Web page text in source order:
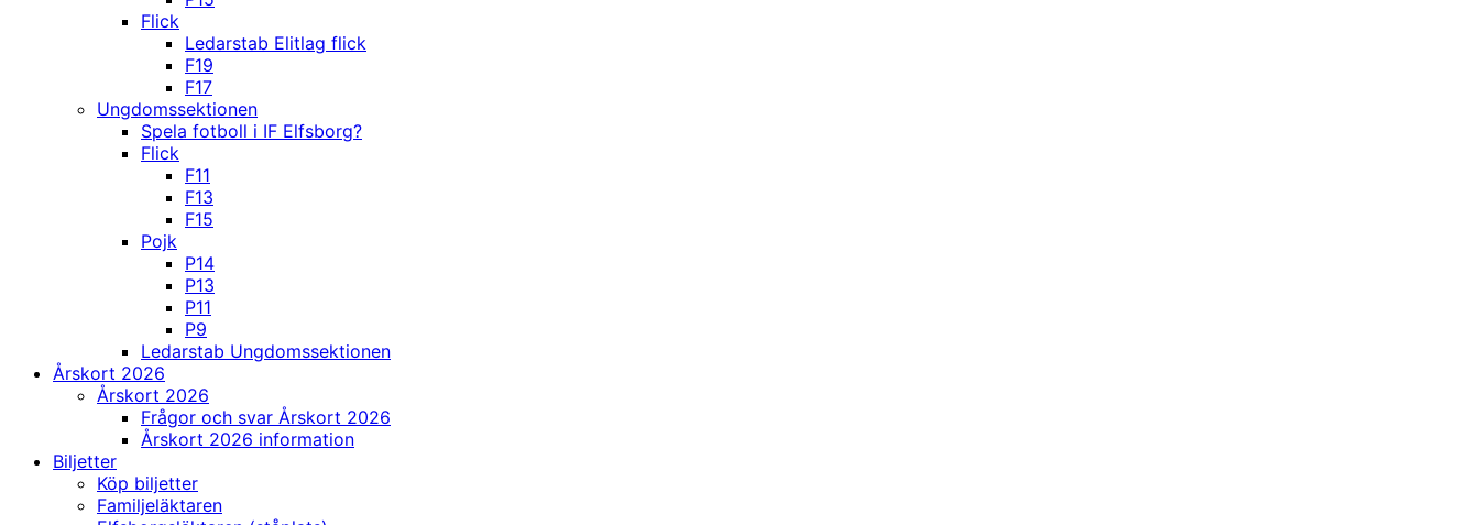
Flick
Ledarstab Elitlag flick
F19
F17
Ungdomssektionen
Spela fotboll i IF Elfsborg?
Flick
F11
F13
F15
Pojk
P14
P13
P11
P9
Ledarstab Ungdomssektionen
Årskort 2026
Årskort 2026
Frågor och svar Årskort 2026
Årskort 2026 information
Biljetter
Köp biljetter
Familjeläktaren